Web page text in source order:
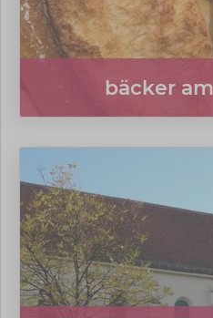
bäcker